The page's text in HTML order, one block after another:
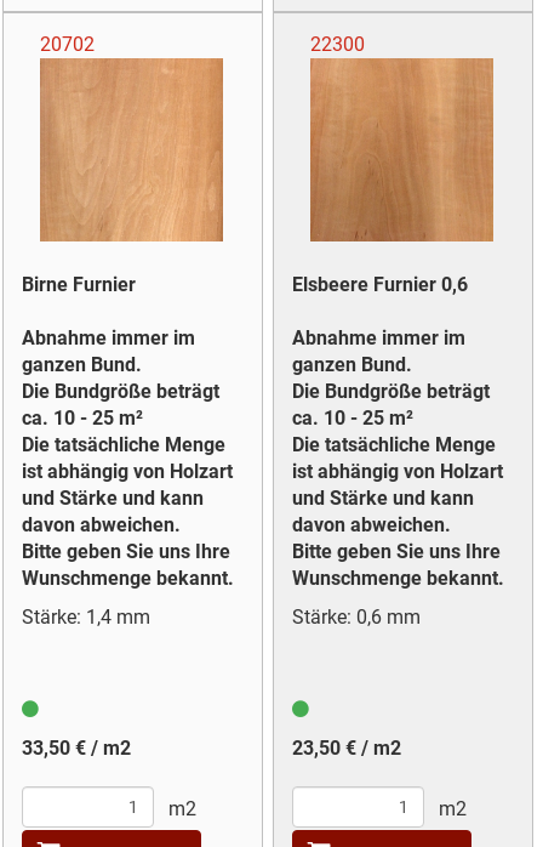
20702
Birne Furnier
Abnahme immer im
ganzen Bund.
Die Bundgröße beträgt
ca. 10 - 25 m²
Die tatsächliche Menge
ist abhängig von Holzart
und Stärke und kann
davon abweichen.
Bitte geben Sie uns Ihre
Wunschmenge bekannt.
Stärke: 1,4 mm
33,50 € / m2
m2
22300
Elsbeere Furnier 0,6
Abnahme immer im
ganzen Bund.
Die Bundgröße beträgt
ca. 10 - 25 m²
Die tatsächliche Menge
ist abhängig von Holzart
und Stärke und kann
davon abweichen.
Bitte geben Sie uns Ihre
Wunschmenge bekannt.
Stärke: 0,6 mm
23,50 € / m2
m2